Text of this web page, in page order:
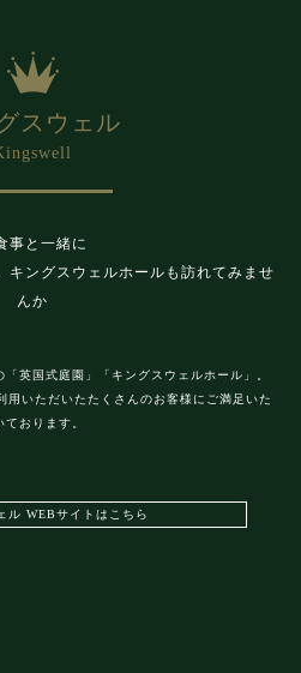
スウェル
事と一緒に
キングスウェルホールも訪れてみませ
んか
英国式庭園」「キングスウェルホール」。
用いただいたたくさんのお客様にご満足いた
ております。
ル WEBサイトはこちら